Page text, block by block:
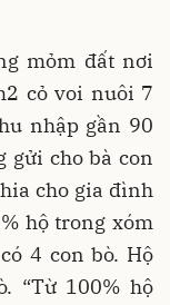
mỏm đất nơi
cỏ voi nuôi 7
nhập gần 90
gửi cho bà con
cho gia đình
hộ trong xóm
4 con bò. Hộ
“Từ 100% hộ